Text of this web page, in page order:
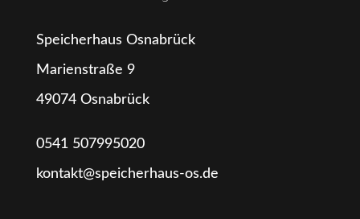
Speicherhaus Osnabrück
Marienstraße 9
49074 Osnabrück
0541 507995020
kontakt@speicherhaus-os.de